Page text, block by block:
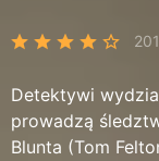
Detektywi
prowadzą
Blunta (Tom